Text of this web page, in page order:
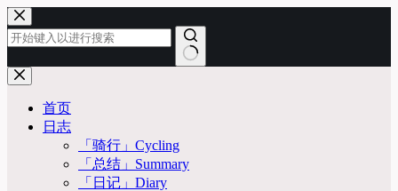
跳
至
内
容
无
首页
日志
「骑行」Cycling
「总结」Summary
「日记」Diary